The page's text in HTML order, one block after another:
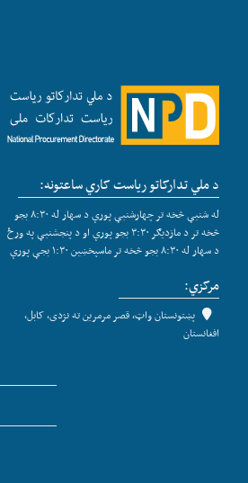
د ملي تدارکاتو ریاست کاري ساعتونه:
له شنبې څخه تر چهارشنبې پورې د سهار له ۸:۳۰ بجو
څخه تر د مازدیګر ۳:۳۰ بجو پورې او د پنجشنبې په ورځ
د سهار له ۸:۳۰ بجو څخه تر ماسپخښین ۱:۳۰ بجې پورې
مرکزي:
پښتونستان واټ، قصر مرمرین ته نژدی، کابل،
افغانستان